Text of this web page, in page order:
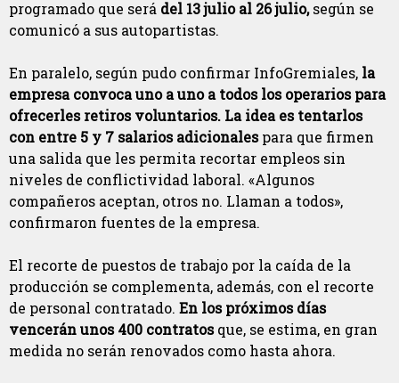
programado que será del 13 julio al 26 julio,según se
comunicó a sus autopartistas.
En paralelo, según pudo confirmar InfoGremiales, la
empresa convoca uno a uno a todos los operarios para
ofrecerles retiros voluntarios. La idea es tentarlos
con entre 5 y 7 salarios adicionalespara que firmen
una salida que les permita recortar empleos sin
niveles de conflictividad laboral. «Algunos
compañeros aceptan, otros no. Llaman a todos»,
confirmaron fuentes de la empresa.
El recorte de puestos de trabajo por la caída de la
producción se complementa, además, con el recorte
de personal contratado. En los próximos días
vencerán unos 400 contratosque, se estima, en gran
medida no serán renovados como hasta ahora.